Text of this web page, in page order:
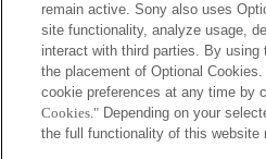
remain active. Sony also uses
site functionality, analyze usage,
interact with third parties. By
the placement of Optional
cookie preferences at any time by
Cookies." Depending on your
the full functionality of this website